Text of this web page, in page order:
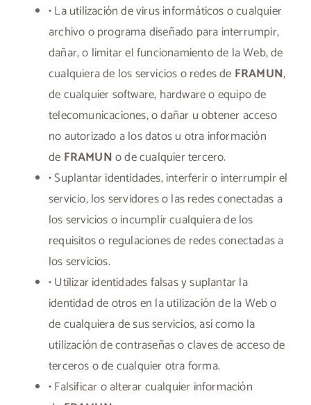
• La utilización de virus informáticos o cualquier
archivo o programa diseñado para interrumpir,
dañar, o limitar el funcionamiento de la Web, de
cualquiera de los servicios o redes de FRAMUN,
de cualquier software, hardware o equipo de
telecomunicaciones, o dañar u obtener acceso
no autorizado a los datos u otra información
de FRAMUNo de cualquier tercero.
• Suplantar identidades, interferir o interrumpir el
servicio, los servidores o las redes conectadas a
los servicios o incumplir cualquiera de los
requisitos o regulaciones de redes conectadas a
los servicios.
• Utilizar identidades falsas y suplantar la
identidad de otros en la utilización de la Web o
de cualquiera de sus servicios, así como la
utilización de contraseñas o claves de acceso de
terceros o de cualquier otra forma.
• Falsificar o alterar cualquier información